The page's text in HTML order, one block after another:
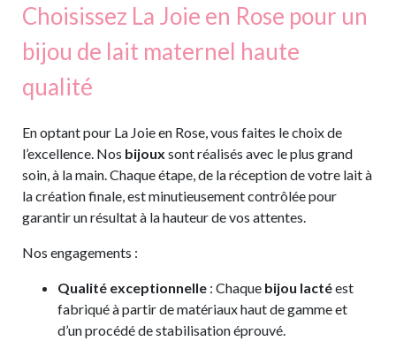
Choisissez La Joie en Rose pour un
bijou de lait maternel haute
qualité
En optant pour La Joie en Rose, vous faites le choix de
l’excellence. Nos bijoux sont réalisés avec le plus grand
soin, à la main. Chaque étape, de la réception de votre lait à
la création finale, est minutieusement contrôlée pour
garantir un résultat à la hauteur de vos attentes.
Nos engagements :
Qualité exceptionnelle : Chaque bijou lactéest
fabriqué à partir de matériaux haut de gamme et
d’un procédé de stabilisation éprouvé.